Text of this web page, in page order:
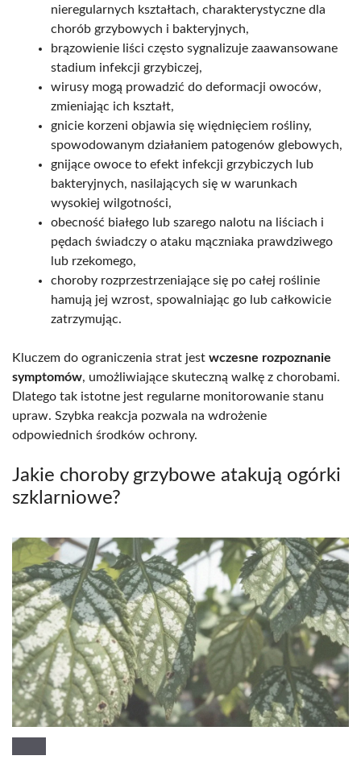
nieregularnych kształtach, charakterystyczne dla
chorób grzybowych i bakteryjnych,
brązowienie liści często sygnalizuje zaawansowane
stadium infekcji grzybiczej,
wirusy mogą prowadzić do deformacji owoców,
zmieniając ich kształt,
gnicie korzeni objawia się więdnięciem rośliny,
spowodowanym działaniem patogenów glebowych,
gnijące owoce to efekt infekcji grzybiczych lub
bakteryjnych, nasilających się w warunkach
wysokiej wilgotności,
obecność białego lub szarego nalotu na liściach i
pędach świadczy o ataku mączniaka prawdziwego
lub rzekomego,
choroby rozprzestrzeniające się po całej roślinie
hamują jej wzrost, spowalniając go lub całkowicie
zatrzymując.
Kluczem do ograniczenia strat jest wczesne rozpoznanie
symptomów, umożliwiające skuteczną walkę z chorobami.
Dlatego tak istotne jest regularne monitorowanie stanu
upraw. Szybka reakcja pozwala na wdrożenie
odpowiednich środków ochrony.
Jakie choroby grzybowe atakują ogórki
szklarniowe?